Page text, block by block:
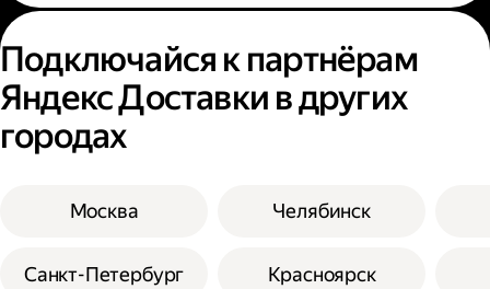
Подключайся к партнёрам
Яндекс Доставки в других
городах
Москва
Санкт-Петербург
Челябинск
Красноярск